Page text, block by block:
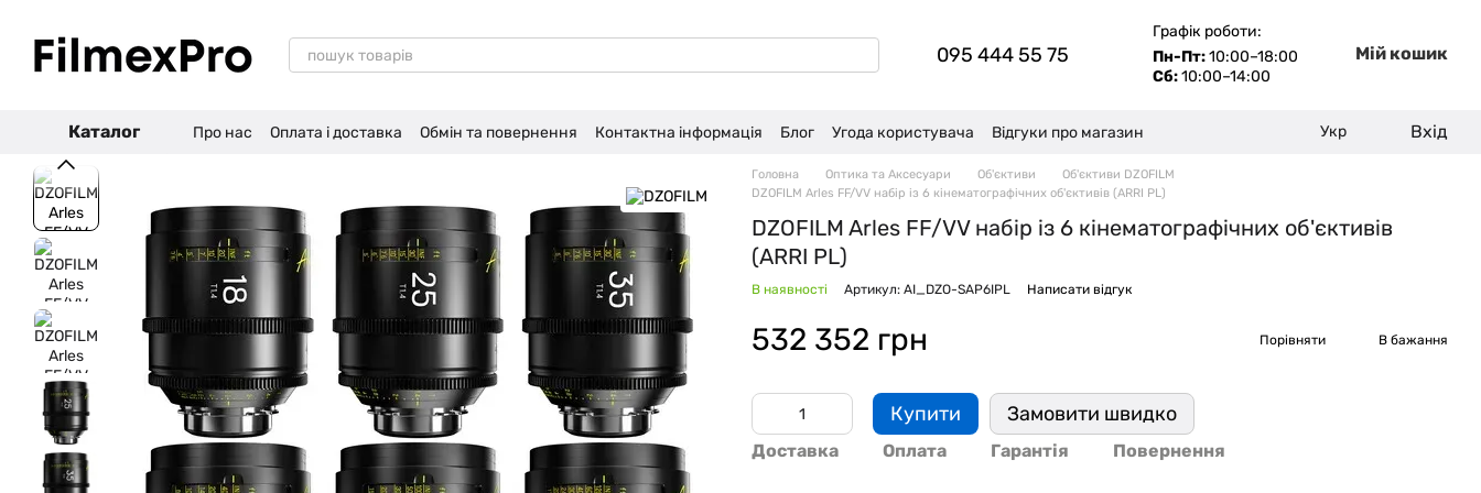
095 444 55 75
Графік роботи:
Пн-Пт:10:00–18:00
Сб:10:00–14:00
Мій кошик
Каталог Про нас Оплата і доставка Обмін та повернення Контактна інформація Блог Угода користувача Відгуки про магазин Укр Вхід
Головна Оптика та Аксесуари Об'єктиви
Об'єктиви DZOFILM
DZOFILM Arles FF/VV набір із 6 кінематографічних об'єктивів (ARRI PL)
DZOFILM Arles FF/VV набір із 6 кінематографічних об'єктивів
(ARRI PL)
В наявності Артикул: AI_DZO-SAP6IPL Написати відгук
532 352 грн Порівняти В бажання
Купити Замовити швидко
Доставка Оплата Гарантія Повернення